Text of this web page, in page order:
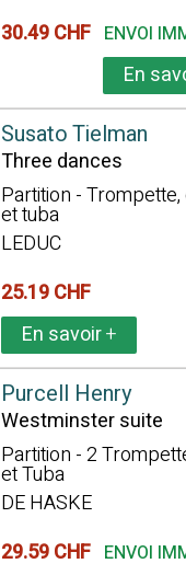
30.49 CHF ENVOI
En
Susato Tielman
Three dances
Partition -
et tuba
LEDUC
25.19 CHF
En savoir+
Purcell Henry
Westminster suite
Partition - 2
et Tuba
DE HASKE
29.59 CHF ENVOI